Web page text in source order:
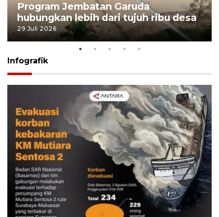
Program Jembatan Garuda
hubungkan lebih dari tujuh ribu desa
29 Juli 2026
Infografik